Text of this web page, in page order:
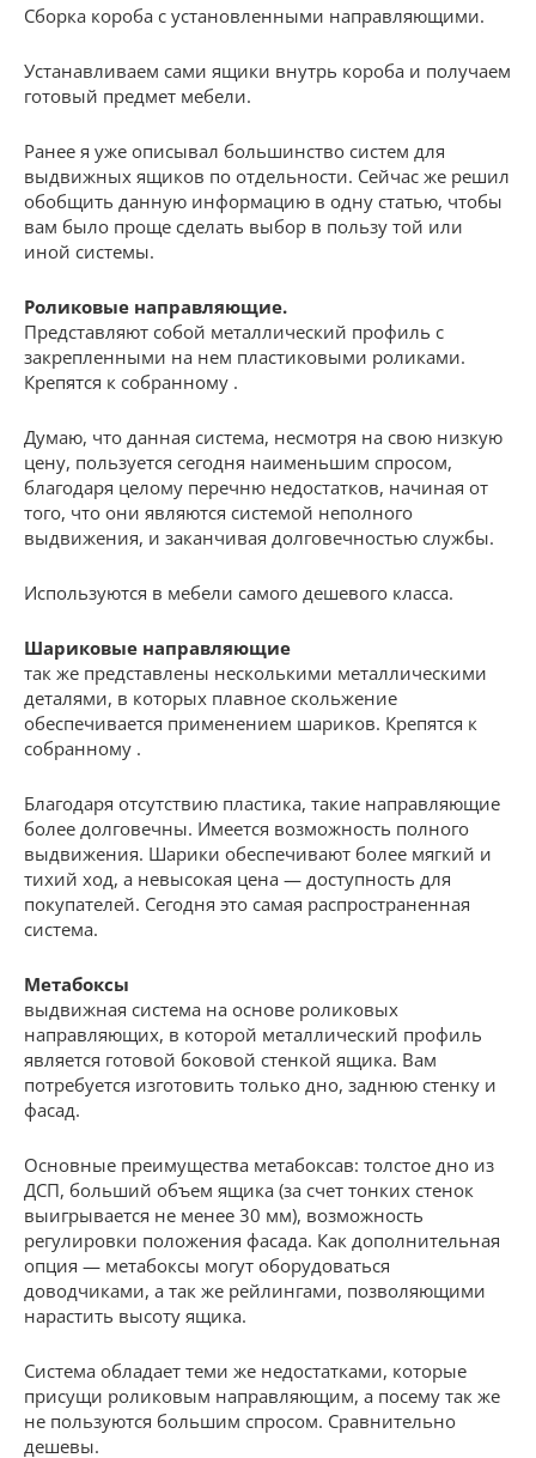
Сборка короба с установленными направляющими.
Устанавливаем сами ящики внутрь короба и получаем
готовый предмет мебели.
Ранее я уже описывал большинство систем для
выдвижных ящиков по отдельности. Сейчас же решил
обобщить данную информацию в одну статью, чтобы
вам было проще сделать выбор в пользу той или
иной системы.
Роликовые направляющие.
Представляют собой металлический профиль с
закрепленными на нем пластиковыми роликами.
Крепятся к собранному .
Думаю, что данная система, несмотря на свою низкую
цену, пользуется сегодня наименьшим спросом,
благодаря целому перечню недостатков, начиная от
того, что они являются системой неполного
выдвижения, и заканчивая долговечностью службы.
Используются в мебели самого дешевого класса.
Шариковые направляющие
так же представлены несколькими металлическими
деталями, в которых плавное скольжение
обеспечивается применением шариков. Крепятся к
собранному .
Благодаря отсутствию пластика, такие направляющие
более долговечны. Имеется возможность полного
выдвижения. Шарики обеспечивают более мягкий и
тихий ход, а невысокая цена — доступность для
покупателей. Сегодня это самая распространенная
система.
Метабоксы
выдвижная система на основе роликовых
направляющих, в которой металлический профиль
является готовой боковой стенкой ящика. Вам
потребуется изготовить только дно, заднюю стенку и
фасад.
Основные преимущества метабоксав: толстое дно из
ДСП, больший объем ящика (за счет тонких стенок
выигрывается не менее 30 мм), возможность
регулировки положения фасада. Как дополнительная
опция — метабоксы могут оборудоваться
доводчиками, а так же рейлингами, позволяющими
нарастить высоту ящика.
Система обладает теми же недостатками, которые
присущи роликовым направляющим, а посему так же
не пользуются большим спросом. Сравнительно
дешевы.